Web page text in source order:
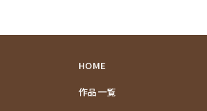
HOME
作品一覧